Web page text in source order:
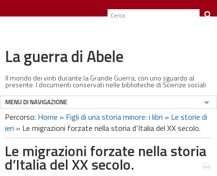
La guerra di Abele
Il mondo dei vinti durante la Grande Guerra, con uno sguardo al
presente. I documenti conservati nelle biblioteche di Scienze sociali
MENU DI NAVIGAZIONE
Percorso: Home » Figli di una storia minore: i libri » Le storie di
ieri » Le migrazioni forzate nella storia d’Italia del XX secolo.
Le migrazioni forzate nella storia
d’Italia del XX secolo.